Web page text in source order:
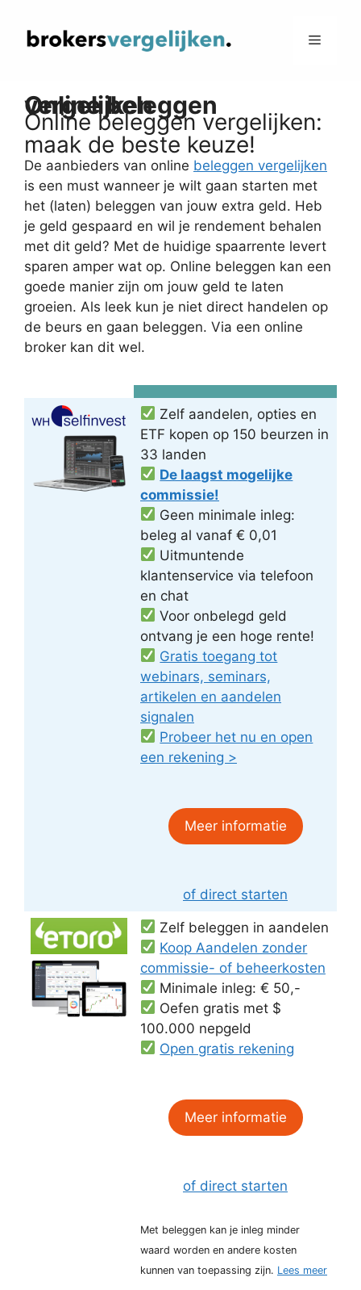
naar
Menu
Online beleggen vergelijken
Online beleggen vergelijken:
maak de beste keuze!
De aanbieders van online beleggen vergelijken
is een must wanneer je wilt gaan starten met
het (laten) beleggen van jouw extra geld. Heb
je geld gespaard en wil je rendement behalen
met dit geld? Met de huidige spaarrente levert
sparen amper wat op. Online beleggen kan een
goede manier zijn om jouw geld te laten
groeien. Als leek kun je niet direct handelen op
de beurs en gaan beleggen. Via een online
broker kan dit wel.
Zelf aandelen, opties en
ETF kopen op 150 beurzen in
33 landen
De laagst mogelijke
commissie!
Geen minimale inleg:
beleg al vanaf € 0,01
Uitmuntende
klantenservice via telefoon
en chat
Voor onbelegd geld
ontvang je een hoge rente!
Gratis toegang tot
webinars, seminars,
artikelen en aandelen
signalen
Probeer het nu en open
een rekening >
Meer informatie
of direct starten
Zelf beleggen in aandelen
Koop Aandelen zonder
commissie- of beheerkosten
Minimale inleg: € 50,-
Oefen gratis met $
100.000 nepgeld
Open gratis rekening
Meer informatie
of direct starten
Met beleggen kan je inleg minder
waard worden en andere kosten
kunnen van toepassing zijn. Lees meer